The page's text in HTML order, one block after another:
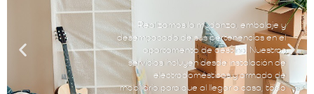
Realizamos la mudanza, embalaje y
desempacado de sus pertenencias en el
apartamento de destino. Nuestros
servicios incluyen desde instalación de
electrodomésticos y armado de
mobiliario para que al llegar a casa, todo